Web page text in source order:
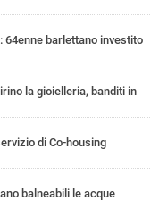
64enne barlettano investito
la gioielleria, banditi in
di Co-housing
balneabili le acque